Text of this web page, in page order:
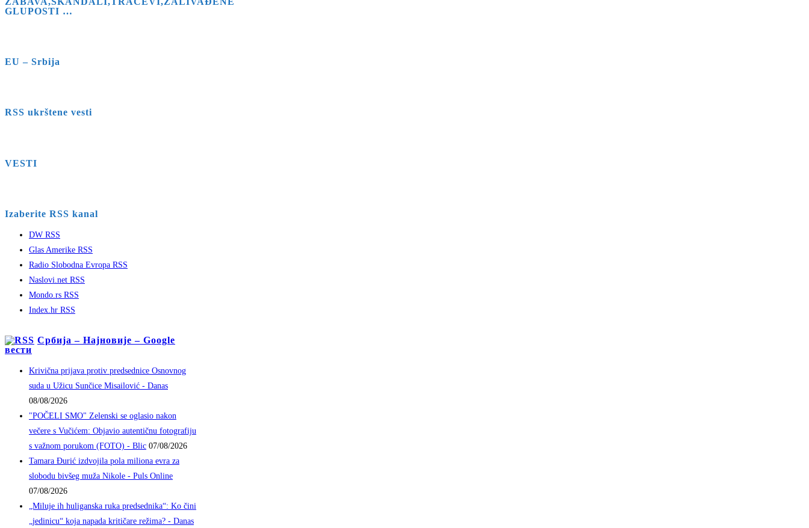
GLUPOSTI …
EU – Srbija
RSS ukrštene vesti
VESTI
Izaberite RSS kanal
DW RSS
Glas Amerike RSS
Radio Slobodna Evropa RSS
Naslovi.net RSS
Mondo.rs RSS
Index.hr RSS
Србија – Најновије – Google
вести
Krivična prijava protiv predsednice Osnovnog
suda u Užicu Sunčice Misailović - Danas
08/08/2026
"POČELI SMO" Zelenski se oglasio nakon
večere s Vučićem: Objavio autentičnu fotografiju
s važnom porukom (FOTO) - Blic 07/08/2026
Tamara Đurić izdvojila pola miliona evra za
slobodu bivšeg muža Nikole - Puls Online
07/08/2026
„Miluje ih huliganska ruka predsednika“: Ko čini
„jedinicu“ koja napada kritičare režima? - Danas